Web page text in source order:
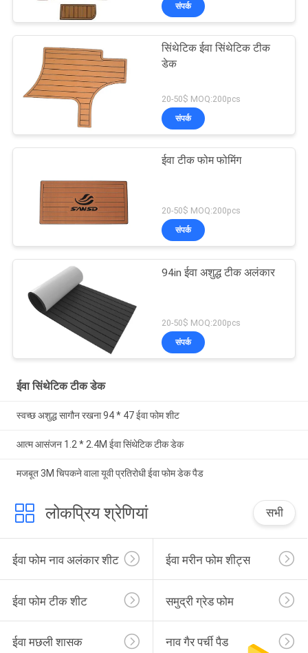
संपर्क
सिंथेटिक ईवा सिंथेटिक टीक
डेक
20-50$ MOQ:200pcs
संपर्क
ईवा टीक फोम फोमिंग
20-50$ MOQ:200pcs
संपर्क
94in ईवा अशुद्ध टीक अलंकार
20-50$ MOQ:200pcs
संपर्क
ईवा सिंथेटिक टीक डेक
स्वच्छ अशुद्ध सागौन रखना 94 * 47 ईवा फोम शीट
आत्म आसंजन 1.2 * 2.4M ईवा सिंथेटिक टीक डेक
मजबूत 3M चिपकने वाला यूवी प्रतिरोधी ईवा फोम डेक पैड
लोकप्रिय श्रेणियां सभी
ईवा फोम नाव अलंकार शीट ईवा मरीन फोम शीट्स
ईवा फोम टीक शीट समुद्री ग्रेड फोम
ईवा मछली शासक नाव गैर पर्ची पैड